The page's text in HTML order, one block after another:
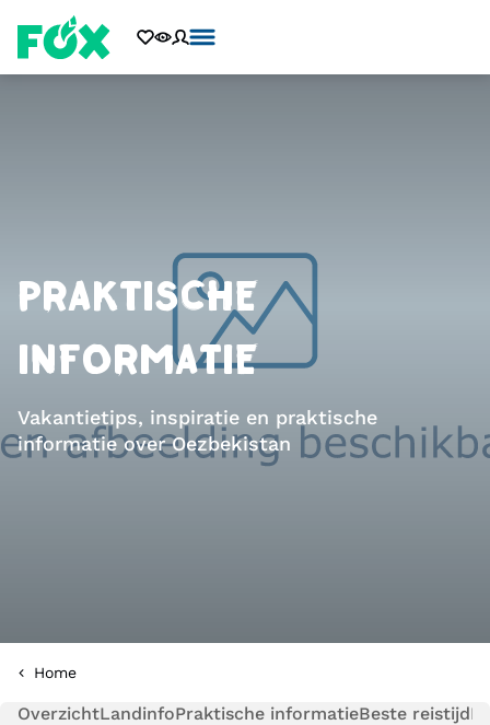
PRAKTISCHE
INFORMATIE
Vakantietips, inspiratie en praktische
informatie over Oezbekistan
Home
OverzichtLandinfoPraktische informatieBeste reistijd